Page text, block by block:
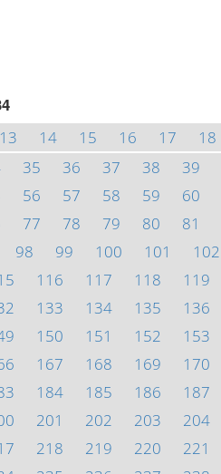
13 14 15 16 17 18
35 36 37 38 39
56 57 58 59 60
77 78 79 80 81
98 99 100 101 102
116 117 118 119
133 134 135 136
150 151 152 153
167 168 169 170
184 185 186 187
201 202 203 204
218 219 220 221